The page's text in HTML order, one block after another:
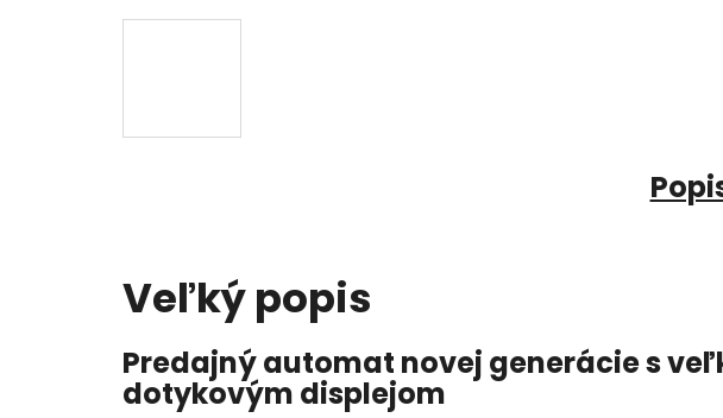
Veľký popis
Predajný automat novej generácie s
dotykovým displejom